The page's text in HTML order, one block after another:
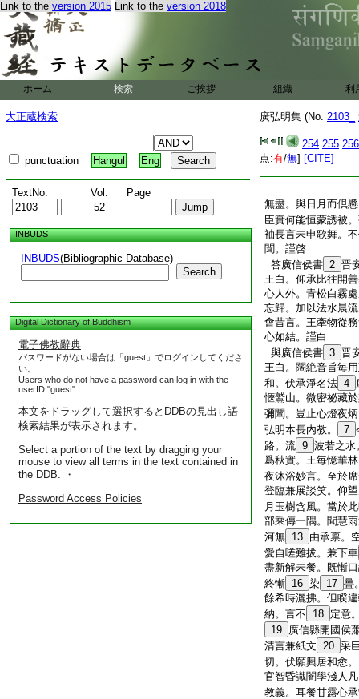
Link to the version 2015 Link to the version 2018
ホーム 検索 ご挨拶 組織 利
大正蔵検索
punctuation Hangul Eng
TextNo. Vol. Page
INBUDS
INBUDS(Bibliographic Database)
Search
Digital Dictionary of Buddhism
電子佛教辭典
パスワードがない場合は「guest」でログインしてくださ
い。
Users who do not have a password can log in with the
userID "guest".
本文をドラッグして選択するとDDBの見出し語
検索結果が表示されます。
Select a portion of the text by dragging your
mouse to view all terms in the text contained in
the DDB. ・
Password Access Policies
廣弘明集 (No. 2103_
254 255 256
点:有/無] [CITE]
無盡。與日月而倶
臣實何能恒蒙誘被
袖長言未申歌舞。
聞。謹啓
答廣信侯書 2 晋
王白。仰承比往開
心人外。青松白霧
忘歸。加以法水晨
會昔言。王牽物從
心如結。謹白
與廣信侯書 3 晋
王白。闊絶音旨毎
和。伏承淨名法 4
愜鷲山。微密祕藏
彌闡。豈止心燈夜
弘明本長内教。
7
路。流 9 波若之水
爲秋實。王毎憶華
夜沐浴妙言。至於
登臨兼展談笑。仰
月玉樹含風。當於
部乘傳一隅。聞慧
河無 13 由承禀。
愛自嗟難拔。兼下車
盡新解未餐。既慚
終慚 16 染 17 疊
餘希時灑拂。但睽
納。言不
18 定意
19 廣信縣開國侯
清言兼紙文 20 采
切。伏願興居和悆
官智昏識闇學淺人
教義。耳餐甘露心